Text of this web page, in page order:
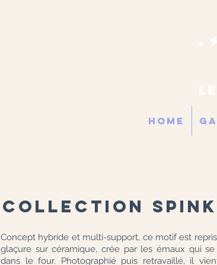
Home
collection
Concept hybride et multi-support, ce motif est
glaçure sur céramique, crée par les émaux qui
dans le four. Photographié puis retravaillé, il